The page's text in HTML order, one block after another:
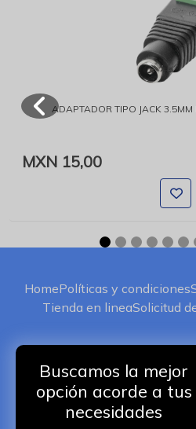
Buscamos la mejor
opción acorde a tus
necesidades
ADAPTADOR TIPO JACK 3.5MM
MXN 15,00
HomePolíticas y condiciones
Tienda en lineaSolicitud
+52